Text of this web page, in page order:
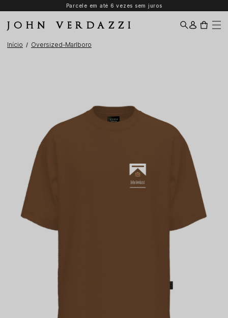
Parcele em até 6 vezes sem juros
JOHN VERDAZZI
Início Oversized-Marlboro